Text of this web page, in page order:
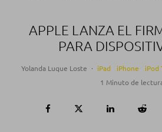
APPLE LANZA EL
PARA
Yolanda Luque Loste · iPad iPhone iPod
1 Minuto de